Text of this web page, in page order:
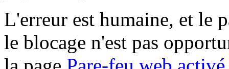
L'erreur est humaine, et le
le blocage n'est pas